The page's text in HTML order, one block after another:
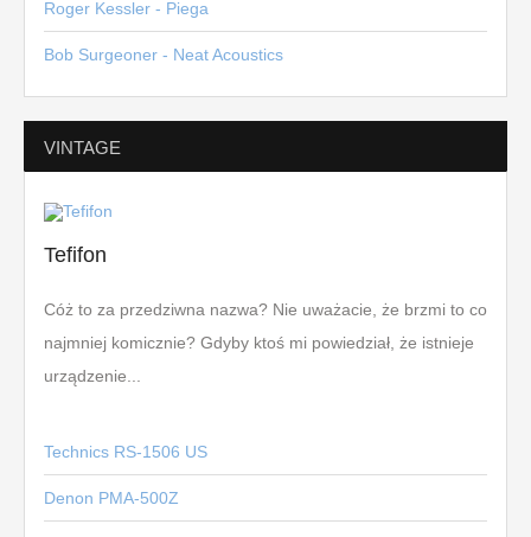
Roger Kessler - Piega
Bob Surgeoner - Neat Acoustics
VINTAGE
Tefifon
Cóż to za przedziwna nazwa? Nie uważacie, że brzmi to co
najmniej komicznie? Gdyby ktoś mi powiedział, że istnieje
urządzenie...
Technics RS-1506 US
Denon PMA-500Z